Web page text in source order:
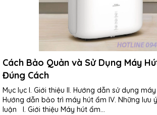
Cách Bảo Quản và Sử Dụng Máy
Đúng Cách
Mục lục I. Giới thiệu II. Hướng dẫn sử dụng
Hướng dẫn bảo trì máy hút ẩm IV. Những lưu
luận I. Giới thiệu Máy hút ẩm...